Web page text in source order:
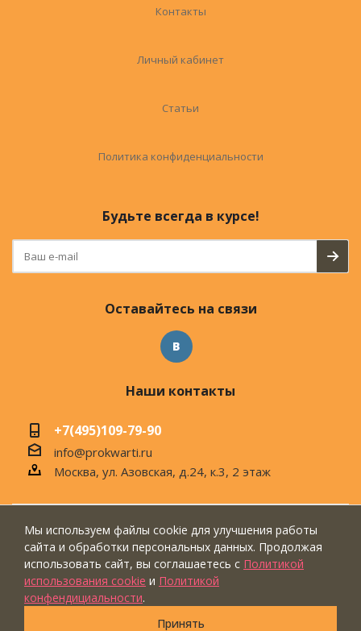
Контакты
Личный кабинет
Статьи
Политика конфиденциальности
Будьте всегда в курсе!
Оставайтесь на связи
Наши контакты
+7(495)109-79-90
info@prokwarti.ru
Москва, ул. Азовская, д.24, к.3, 2 этаж
© 2026 Магазин современного интерьера
"ПроКвартиРу"
Мы используем файлы cookie для улучшения работы
сайта и обработки персональных данных. Продолжая
использовать сайт, вы соглашаетесь с Политикой
использования cookie и Политикой
конфендициальности.
Принять